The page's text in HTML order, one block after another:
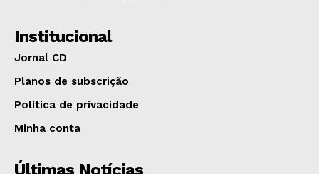
Institucional
Jornal CD
Planos de subscrição
Política de privacidade
Minha conta
Últimas Notícias